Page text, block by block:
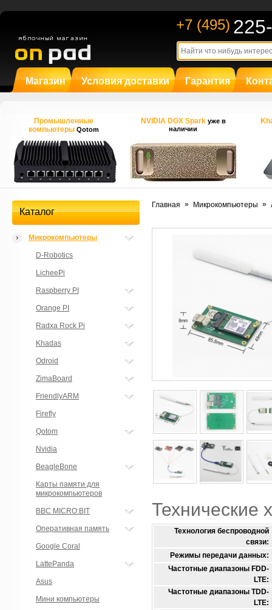
+7 (495)
Магазин Условия доставки Гарантия
Промышленные
компьютерыQotom
NVIDIA DGX Spark уже в
наличии
Каталог
Микрокомпьютеры
D-Robotics
LicheePi
Raspberry PI
Orange PI
Radxa Rock Pi
Khadas
Odroid
ZimaBoard
FriendlyARM
Firefly
Qotom
Nvidia
BeagleBone
Карты памяти для
микрокомпьютеров
BBC MICRO:BIT
Оперативная память
Google Coral
LattePanda
Asus
Мини компьютеры
Главная » Микрокомпьютеры »
Технические
Технология беспроводной
связи:
Режимы передачи данных:
Частотные диапазоны FDD-
LTE:
Частотные диапазоны TDD-
LTE: